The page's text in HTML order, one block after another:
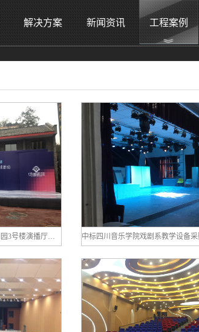
解决方案 新闻资讯 工程案例
中标四川成都《少城视井文创园3号楼演播厅》音视频舞台灯光机械系统设备采购、安装